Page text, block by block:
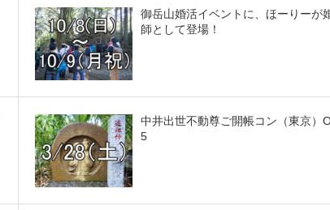
御岳山婚活イベントに、ほーりーが
師として登場！
中井出世不動尊ご開帳コン（東京）
5